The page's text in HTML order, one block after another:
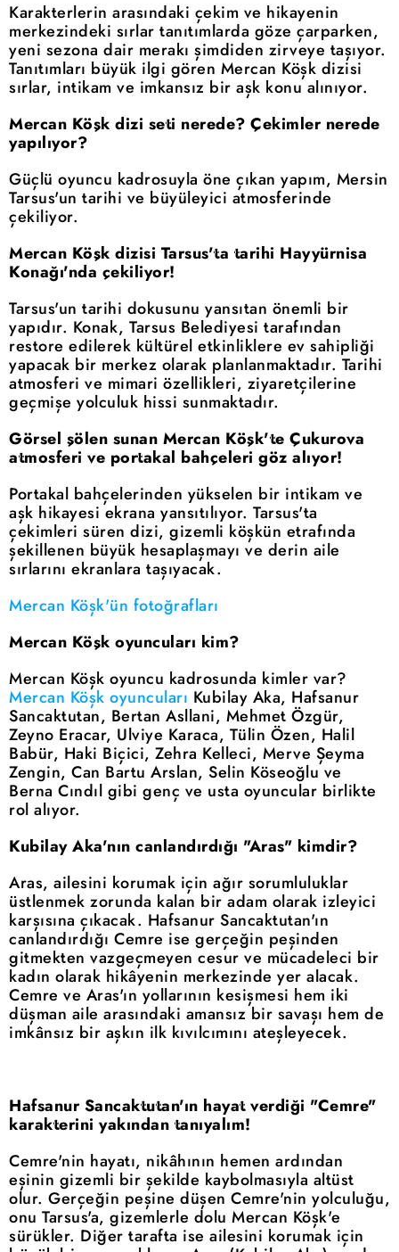
Karakterlerin arasındaki çekim ve hikayenin
merkezindeki sırlar tanıtımlarda göze çarparken,
yeni sezona dair merakı şimdiden zirveye taşıyor.
Tanıtımları büyük ilgi gören Mercan Köşk dizisi
sırlar, intikam ve imkansız bir aşk konu alınıyor.
Mercan Köşk dizi seti nerede? Çekimler nerede
yapılıyor?
Güçlü oyuncu kadrosuyla öne çıkan yapım, Mersin
Tarsus'un tarihi ve büyüleyici atmosferinde
çekiliyor.
Mercan Köşk dizisi Tarsus'ta tarihi Hayyürnisa
Konağı'nda çekiliyor!
Tarsus'un tarihi dokusunu yansıtan önemli bir
yapıdır. Konak, Tarsus Belediyesi tarafından
restore edilerek kültürel etkinliklere ev sahipliği
yapacak bir merkez olarak planlanmaktadır. Tarihi
atmosferi ve mimari özellikleri, ziyaretçilerine
geçmişe yolculuk hissi sunmaktadır.
Görsel şölen sunan Mercan Köşk'te Çukurova
atmosferi ve portakal bahçeleri göz alıyor!
Portakal bahçelerinden yükselen bir intikam ve
aşk hikayesi ekrana yansıtılıyor. Tarsus'ta
çekimleri süren dizi, gizemli köşkün etrafında
şekillenen büyük hesaplaşmayı ve derin aile
sırlarını ekranlara taşıyacak.
Mercan Köşk'ün fotoğrafları
Mercan Köşk oyuncuları kim?
Mercan Köşk oyuncu kadrosunda kimler var?
Mercan Köşk oyuncuları Kubilay Aka, Hafsanur
Sancaktutan, Bertan Asllani, Mehmet Özgür,
Zeyno Eracar, Ulviye Karaca, Tülin Özen, Halil
Babür, Haki Biçici, Zehra Kelleci, Merve Şeyma
Zengin, Can Bartu Arslan, Selin Köseoğlu ve
Berna Cındıl gibi genç ve usta oyuncular birlikte
rol alıyor.
Kubilay Aka'nın canlandırdığı "Aras" kimdir?
Aras, ailesini korumak için ağır sorumluluklar
üstlenmek zorunda kalan bir adam olarak izleyici
karşısına çıkacak. Hafsanur Sancaktutan'ın
canlandırdığı Cemre ise gerçeğin peşinden
gitmekten vazgeçmeyen cesur ve mücadeleci bir
kadın olarak hikâyenin merkezinde yer alacak.
Cemre ve Aras'ın yollarının kesişmesi hem iki
düşman aile arasındaki amansız bir savaşı hem de
imkânsız bir aşkın ilk kıvılcımını ateşleyecek.
Hafsanur Sancaktutan'ın hayat verdiği "Cemre"
karakterini yakından tanıyalım!
Cemre'nin hayatı, nikâhının hemen ardından
eşinin gizemli bir şekilde kaybolmasıyla altüst
olur. Gerçeğin peşine düşen Cemre'nin yolculuğu,
onu Tarsus'a, gizemlerle dolu Mercan Köşk'e
sürükler. Diğer tarafta ise ailesini korumak için